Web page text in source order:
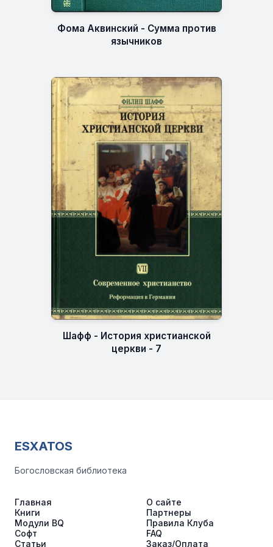
Фома Аквинский - Сумма против
язычников
Шафф - История христианской
церкви - 7
ESXATOS
Богословская библиотека
Главная
Книги
Модули BQ
Софт
Статьи
О сайте
Партнеры
Правила Клуба
FAQ
Заказ/Оплата